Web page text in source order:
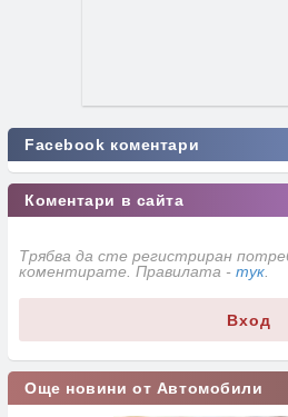
Facebook коментари
Коментари в сайта
Трябва да сте регистриран
коментирате. Правилата - тук
Вход
Още новини от Автомобили